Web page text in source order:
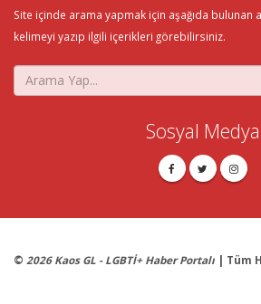
Site içinde arama yapmak için aşağıda bulunan
kelimeyi yazıp ilgili içerikleri görebilirsiniz.
Sosyal Medya
© 2026 Kaos GL - LGBTİ+ Haber Portalı | Tüm